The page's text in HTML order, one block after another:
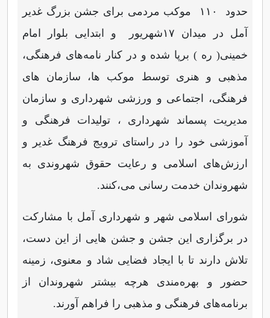
حدود ۱۱۰ موکب مردمی برای جشن بزرگ غدیر
آمل در میدان ۱۷شهریور و ابتدایی بلوار امام
خمینی( ره ) برپا شده و در کنار نامه‌های فرهنگی،
مذهبی و هنری توسط موکب ها، سازمان های
فرهنگی، اجتماعی و ورزشی شهرداری و سازمان
مدیریت پسماند شهرداری ، تولیدات فرهنگی و
آموزشی خود را در راستای ترویج فرهنگ غدیر و
ارزش‌های اسلامی و رعایت حقوق شهروندی به
شهروندان خدمت رسانی می،کنند.
شورای اسلامی شهر و شهرداری آمل با مشارکت
در برگزاری این جشن و جشن هایی از این دست،
تلاش دارند تا با ایجاد فضایی شاد و معنوی، زمینه
حضور و بهره‌مندی هرچه بیشتر شهروندان از
برنامه‌های فرهنگی و مذهبی را فراهم آورند.